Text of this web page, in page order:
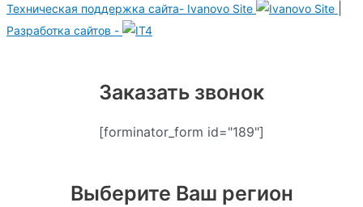
Техническая поддержка сайта- Ivanovo Site
Разработка сайтов -
Заказать звонок
[forminator_form id="189"]
Выберите Ваш регион